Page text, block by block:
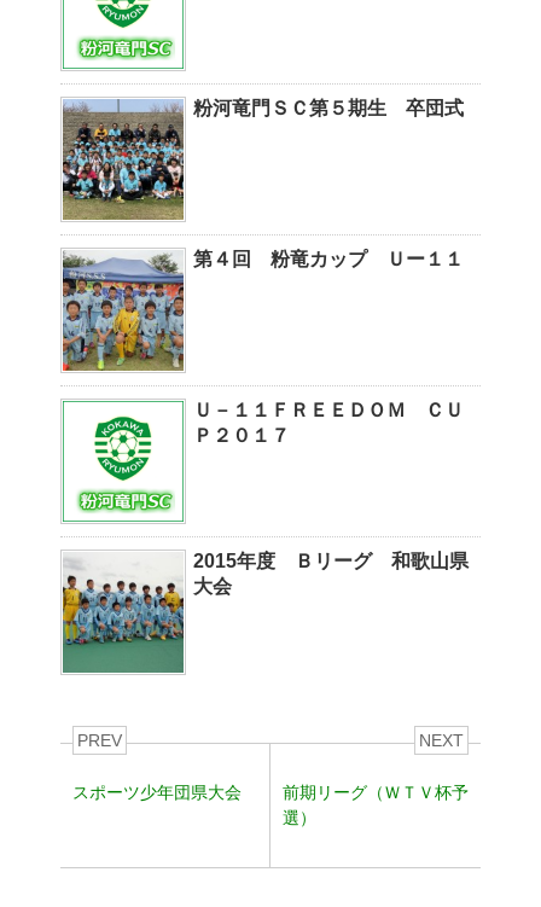
粉河竜門ＳＣ第５期生 卒団式
第４回 粉竜カップ Ｕー１１
Ｕ－１１ＦＲＥＥＤＯＭ ＣＵ
Ｐ２０１７
2015年度 Ｂリーグ 和歌山県
大会
PREV
スポーツ少年団県大会
NEXT
前期リーグ（ＷＴＶ杯予
選）